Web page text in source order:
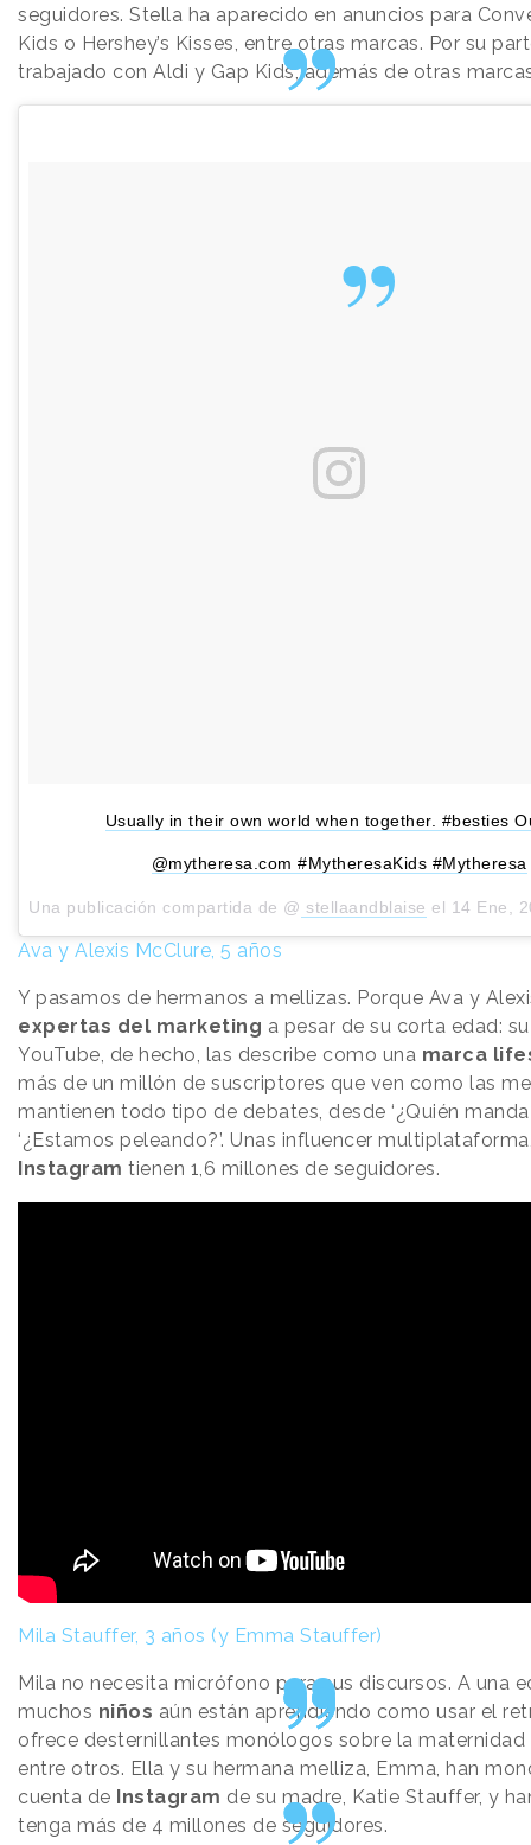
seguidores. Stella ha aparecido en anuncios para
Kids o Hershey’s Kisses, entre otras marcas. Por su
trabajado con Aldi y Gap Kids, además de otras
Usually in their own world when together. #besties
@mytheresa.com #MytheresaKids #Mytheresa
Una publicación compartida de @ stellaandblaise el 14 Ene,
Ava y Alexis McClure, 5 años
Y pasamos de hermanos a mellizas. Porque Ava y
expertas del marketing a pesar de su corta edad:
YouTube, de hecho, las describe como una marca
más de un millón de suscriptores que ven como las
mantienen todo tipo de debates, desde ‘¿Quién
‘¿Estamos peleando?’. Unas influencer
Instagram tienen 1,6 millones de seguidores.
Mila Stauffer, 3 años (y Emma Stauffer)
Mila no necesita micrófono para sus discursos. A una
muchos niños aún están aprendiendo como usar el
ofrece desternillantes monólogos sobre la maternidad
entre otros. Ella y su hermana melliza, Emma, han
cuenta de Instagram de su madre, Katie Stauffer, y
tenga más de 4 millones de seguidores.